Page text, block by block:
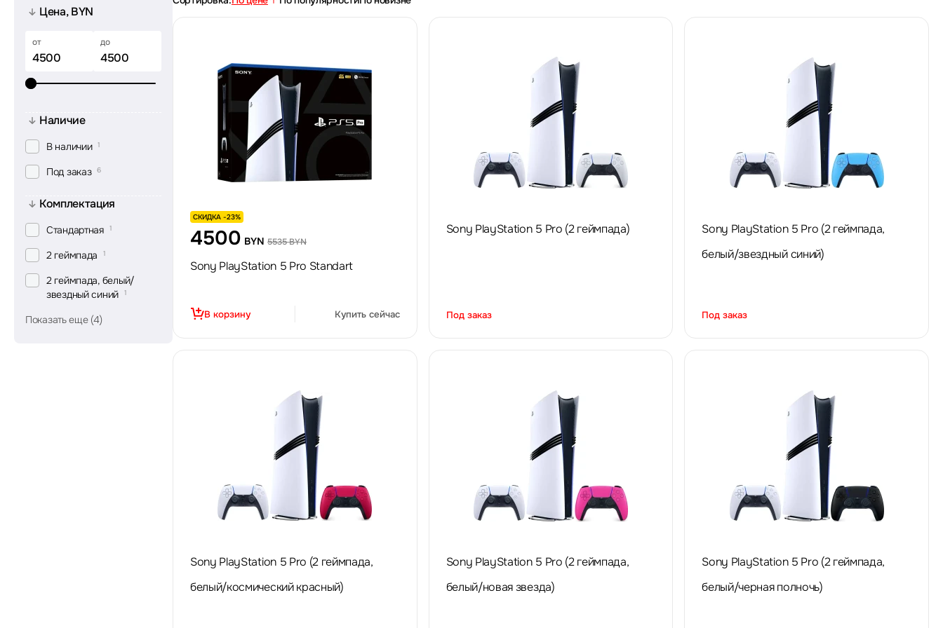
Цена, BYN
от до
Наличие
В наличии 1
Под заказ 6
Комплектация
Стандартная 1
2 геймпада 1
2 геймпада, белый/
звездный синий
1
Показать еще (4)
СКИДКА -23%
4500 BYN 5535 BYN
Sony PlayStation 5 Pro Standart
В корзину Купить сейчас
Sony PlayStation 5 Pro (2 геймпада)
Под заказ
Sony PlayStation 5 Pro (2 геймпада,
белый/звездный синий)
Под заказ
Sony PlayStation 5 Pro (2 геймпада,
белый/космический красный)
Sony PlayStation 5 Pro (2 геймпада,
белый/новая звезда)
Sony PlayStation 5 Pro (2 геймпада,
белый/черная полночь)